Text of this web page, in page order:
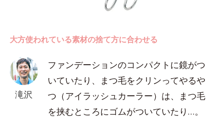
大方使われている素材の捨て方に合わせる
滝沢
ファンデーションのコンパクトに鏡がつ
いていたり、まつ毛をクリンってやるや
つ（アイラッシュカーラー）は、まつ毛
を挟むところにゴムがついていたり…。